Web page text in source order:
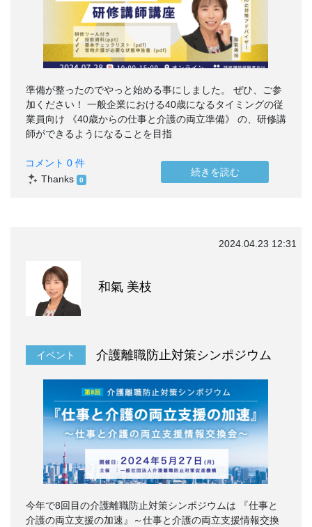
準備が整ったのでやっと始める事にしました。 ぜひ、ご参
加ください！ 一般企業における40歳になるタイミングの従
業員向け 《40歳からの仕事と介護の両立準備》 の、研修講
師ができるようになることを目指
コメント 0 件
Thanks 0
続きを読む
2024.04.23 12:31
和氣 美枝
イベント 介護離職防止対策シンポジウム
今年で8回目の介護離職防止対策シンポジウムは 『仕事と
介護の両立支援の加速』～仕事と介護の両立支援情報交換